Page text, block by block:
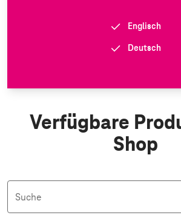
Englisch
Deutsch
Verfügbare
Shop
Suche